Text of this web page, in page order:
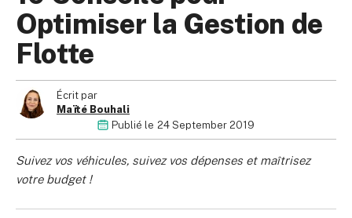
Optimiser la Gestion de
Flotte
Écrit par
Maïté Bouhali
Publié le 24 September 2019
Suivez vos véhicules, suivez vos dépenses et maîtrisez
votre budget !